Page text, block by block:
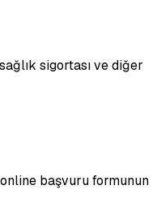
sigortası ve diğer
başvuru formunun